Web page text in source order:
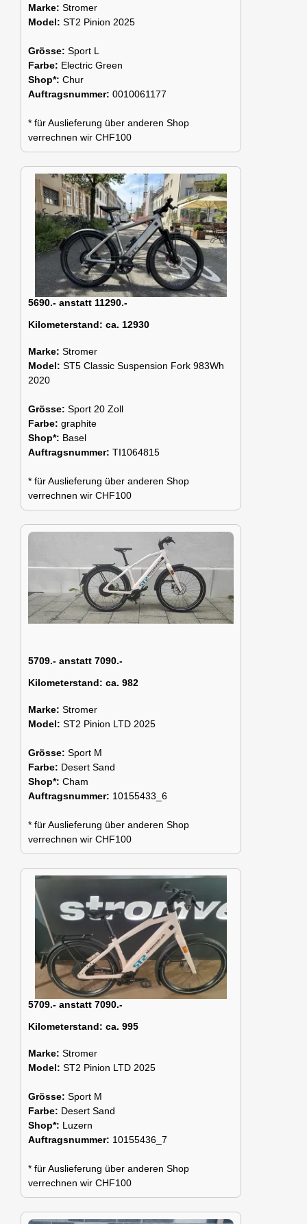
Marke: Stromer
Model: ST2 Pinion 2025
Grösse: Sport L
Farbe: Electric Green
Shop*: Chur
Auftragsnummer: 0010061177
* für Auslieferung über anderen Shop
verrechnen wir CHF100
5690.- anstatt 11290.-
Kilometerstand: ca. 12930
Marke: Stromer
Model: ST5 Classic Suspension Fork 983Wh
2020
Grösse: Sport 20 Zoll
Farbe: graphite
Shop*: Basel
Auftragsnummer: TI1064815
* für Auslieferung über anderen Shop
verrechnen wir CHF100
5709.- anstatt 7090.-
Kilometerstand: ca. 982
Marke: Stromer
Model: ST2 Pinion LTD 2025
Grösse: Sport M
Farbe: Desert Sand
Shop*: Cham
Auftragsnummer: 10155433_6
* für Auslieferung über anderen Shop
verrechnen wir CHF100
5709.- anstatt 7090.-
Kilometerstand: ca. 995
Marke: Stromer
Model: ST2 Pinion LTD 2025
Grösse: Sport M
Farbe: Desert Sand
Shop*: Luzern
Auftragsnummer: 10155436_7
* für Auslieferung über anderen Shop
verrechnen wir CHF100